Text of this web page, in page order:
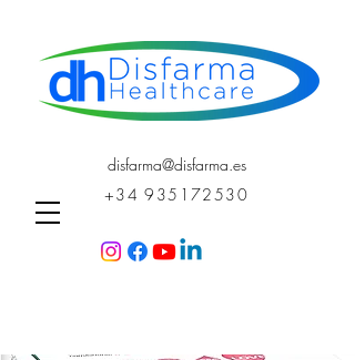
disfarma@disfarma.es
+34 935172530